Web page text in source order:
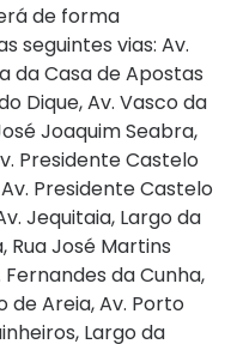
de forma
seguintes vias: Av.
da Casa de Apostas
Dique, Av. Vasco da
Joaquim Seabra,
Presidente Castelo
Presidente Castelo
Jequitaia, Largo da
Rua José Martins
Fernandes da Cunha,
de Areia, Av. Porto
Largo da